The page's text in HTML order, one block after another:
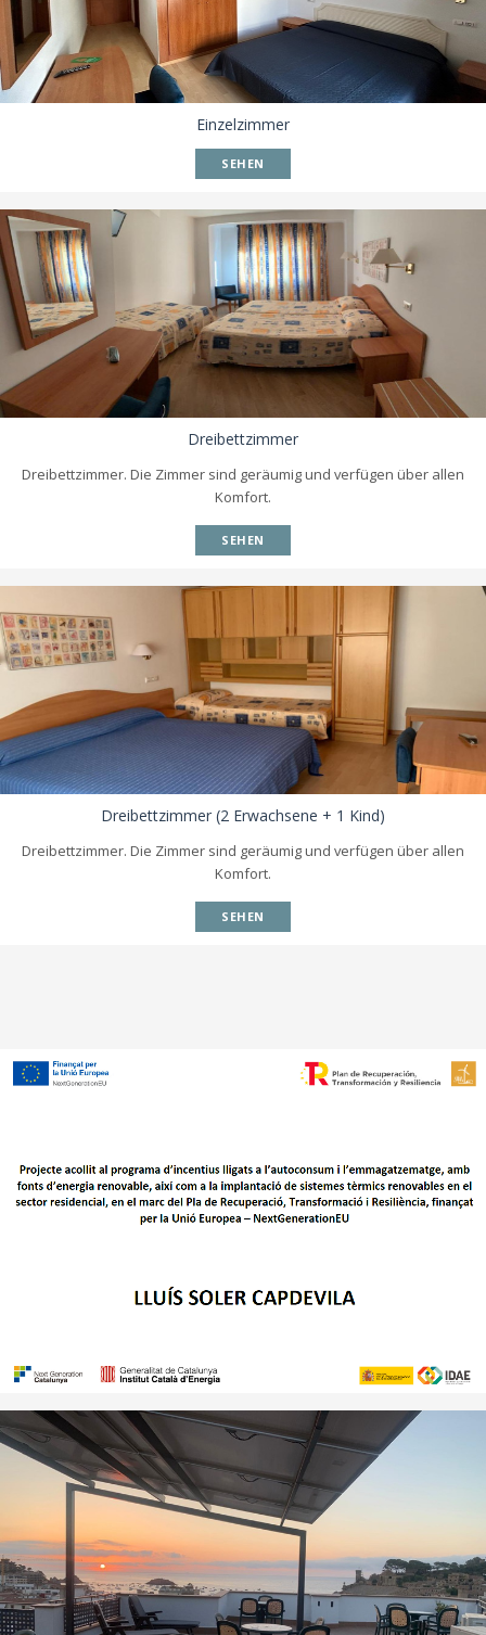
Einzelzimmer
SEHEN
Dreibettzimmer
Dreibettzimmer. Die Zimmer sind geräumig und verfügen über allen
Komfort.
SEHEN
Dreibettzimmer (2 Erwachsene + 1 Kind)
Dreibettzimmer. Die Zimmer sind geräumig und verfügen über allen
Komfort.
SEHEN